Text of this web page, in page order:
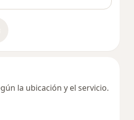
la ubicación y el servicio.